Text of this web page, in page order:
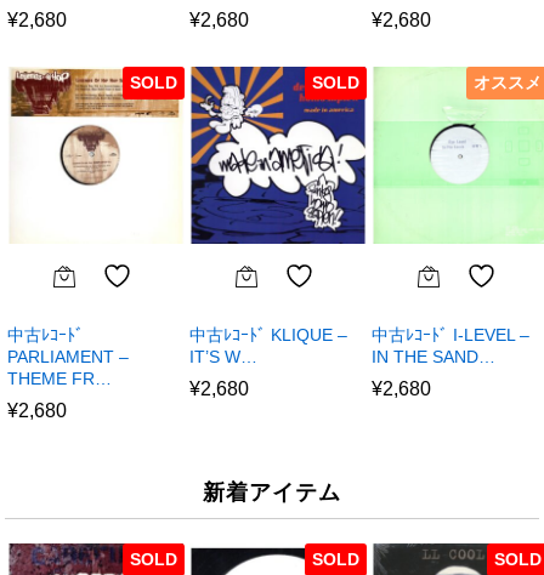
¥2,680 ¥2,680 ¥2,680
SOLD
中古ﾚｺｰﾄﾞ
PARLIAMENT –
THEME FR…
¥2,680
SOLD
中古ﾚｺｰﾄﾞ KLIQUE –
IT’S W…
¥2,680
オススメ
中古ﾚｺｰﾄﾞ I-LEVEL –
IN THE SAND…
¥2,680
新着アイテム
SOLD SOLD SOLD